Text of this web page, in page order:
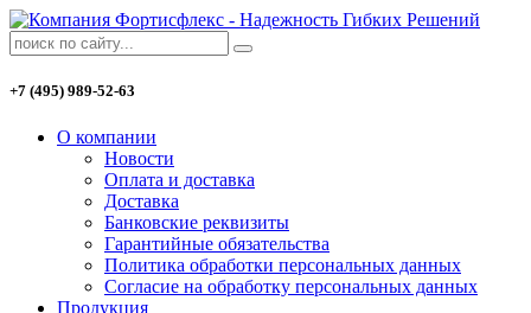
+7 (495) 989-52-63
О компании
Новости
Оплата и доставка
Доставка
Банковские реквизиты
Гарантийные обязательства
Политика обработки персональных данных
Согласие на обработку персональных данных
Продукция